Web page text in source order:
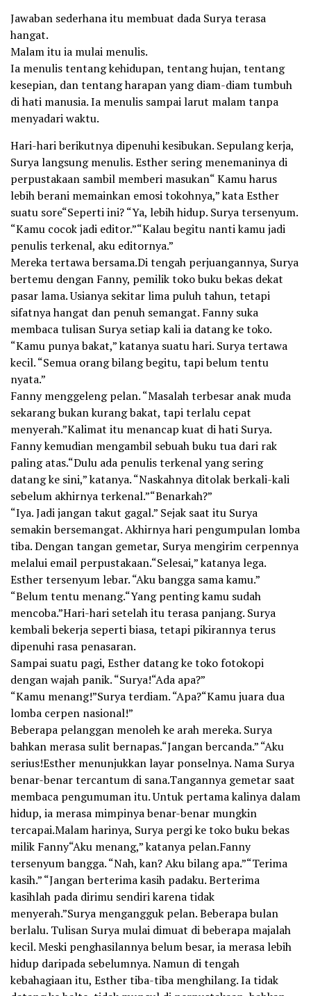
Jawaban sederhana itu membuat dada Surya terasa
hangat.
Malam itu ia mulai menulis.
Ia menulis tentang kehidupan, tentang hujan, tentang
kesepian, dan tentang harapan yang diam-diam tumbuh
di hati manusia. Ia menulis sampai larut malam tanpa
menyadari waktu.
Hari-hari berikutnya dipenuhi kesibukan. Sepulang kerja,
Surya langsung menulis. Esther sering menemaninya di
perpustakaan sambil memberi masukan“ Kamu harus
lebih berani memainkan emosi tokohnya,” kata Esther
suatu sore“Seperti ini? “Ya, lebih hidup. Surya tersenyum.
“Kamu cocok jadi editor.”“Kalau begitu nanti kamu jadi
penulis terkenal, aku editornya.”
Mereka tertawa bersama.Di tengah perjuangannya, Surya
bertemu dengan Fanny, pemilik toko buku bekas dekat
pasar lama. Usianya sekitar lima puluh tahun, tetapi
sifatnya hangat dan penuh semangat. Fanny suka
membaca tulisan Surya setiap kali ia datang ke toko.
“Kamu punya bakat,” katanya suatu hari. Surya tertawa
kecil. “Semua orang bilang begitu, tapi belum tentu
nyata.”
Fanny menggeleng pelan. “Masalah terbesar anak muda
sekarang bukan kurang bakat, tapi terlalu cepat
menyerah.”Kalimat itu menancap kuat di hati Surya.
Fanny kemudian mengambil sebuah buku tua dari rak
paling atas.“Dulu ada penulis terkenal yang sering
datang ke sini,” katanya. “Naskahnya ditolak berkali-kali
sebelum akhirnya terkenal.”“Benarkah?”
“Iya. Jadi jangan takut gagal.” Sejak saat itu Surya
semakin bersemangat. Akhirnya hari pengumpulan lomba
tiba. Dengan tangan gemetar, Surya mengirim cerpennya
melalui email perpustakaan.“Selesai,” katanya lega.
Esther tersenyum lebar. “Aku bangga sama kamu.”
“Belum tentu menang.“Yang penting kamu sudah
mencoba.”Hari-hari setelah itu terasa panjang. Surya
kembali bekerja seperti biasa, tetapi pikirannya terus
dipenuhi rasa penasaran.
Sampai suatu pagi, Esther datang ke toko fotokopi
dengan wajah panik. “Surya!“Ada apa?”
“Kamu menang!”Surya terdiam. “Apa?“Kamu juara dua
lomba cerpen nasional!”
Beberapa pelanggan menoleh ke arah mereka. Surya
bahkan merasa sulit bernapas.“Jangan bercanda.” “Aku
serius!Esther menunjukkan layar ponselnya. Nama Surya
benar-benar tercantum di sana.Tangannya gemetar saat
membaca pengumuman itu. Untuk pertama kalinya dalam
hidup, ia merasa mimpinya benar-benar mungkin
tercapai.Malam harinya, Surya pergi ke toko buku bekas
milik Fanny“Aku menang,” katanya pelan.Fanny
tersenyum bangga. “Nah, kan? Aku bilang apa.”“Terima
kasih.” “Jangan berterima kasih padaku. Berterima
kasihlah pada dirimu sendiri karena tidak
menyerah.”Surya mengangguk pelan. Beberapa bulan
berlalu. Tulisan Surya mulai dimuat di beberapa majalah
kecil. Meski penghasilannya belum besar, ia merasa lebih
hidup daripada sebelumnya. Namun di tengah
kebahagiaan itu, Esther tiba-tiba menghilang. Ia tidak